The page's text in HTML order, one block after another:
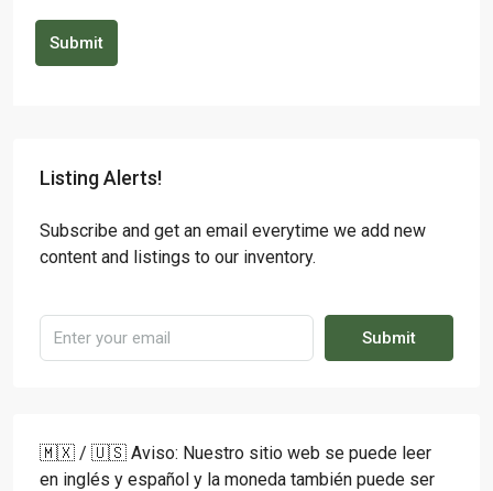
Submit
Listing Alerts!
Subscribe and get an email everytime we add new
content and listings to our inventory.
Submit
🇲🇽 / 🇺🇸 Aviso: Nuestro sitio web se puede leer
en inglés y español y la moneda también puede ser